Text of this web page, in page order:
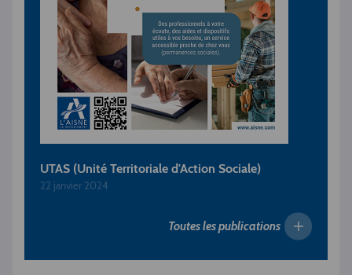
UTAS (Unité Territoriale d'Action Sociale)
22 janvier 2024
Toutes les publications